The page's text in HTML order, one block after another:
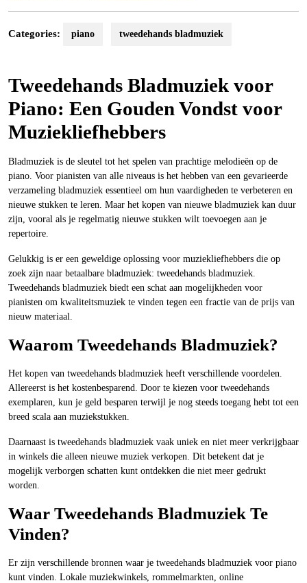
Categories: piano tweedehands bladmuziek
Tweedehands Bladmuziek voor
Piano: Een Gouden Vondst voor
Muziekliefhebbers
Bladmuziek is de sleutel tot het spelen van prachtige melodieën op de
piano. Voor pianisten van alle niveaus is het hebben van een gevarieerde
verzameling bladmuziek essentieel om hun vaardigheden te verbeteren en
nieuwe stukken te leren. Maar het kopen van nieuwe bladmuziek kan duur
zijn, vooral als je regelmatig nieuwe stukken wilt toevoegen aan je
repertoire.
Gelukkig is er een geweldige oplossing voor muziekliefhebbers die op
zoek zijn naar betaalbare bladmuziek: tweedehands bladmuziek.
Tweedehands bladmuziek biedt een schat aan mogelijkheden voor
pianisten om kwaliteitsmuziek te vinden tegen een fractie van de prijs van
nieuw materiaal.
Waarom Tweedehands Bladmuziek?
Het kopen van tweedehands bladmuziek heeft verschillende voordelen.
Allereerst is het kostenbesparend. Door te kiezen voor tweedehands
exemplaren, kun je geld besparen terwijl je nog steeds toegang hebt tot een
breed scala aan muziekstukken.
Daarnaast is tweedehands bladmuziek vaak uniek en niet meer verkrijgbaar
in winkels die alleen nieuwe muziek verkopen. Dit betekent dat je
mogelijk verborgen schatten kunt ontdekken die niet meer gedrukt
worden.
Waar Tweedehands Bladmuziek Te
Vinden?
Er zijn verschillende bronnen waar je tweedehands bladmuziek voor piano
kunt vinden. Lokale muziekwinkels, rommelmarkten, online